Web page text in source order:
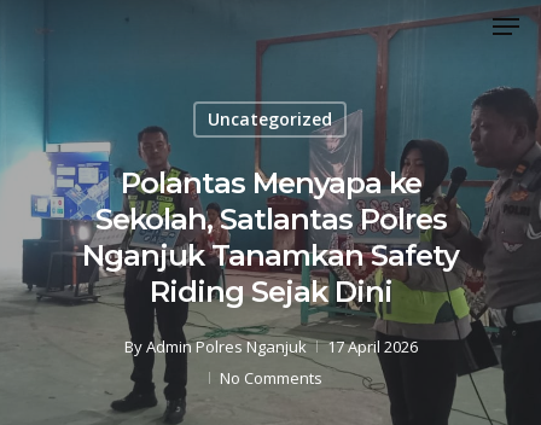
Uncategorized
Polantas Menyapa ke
Sekolah, Satlantas Polres
Nganjuk Tanamkan Safety
Riding Sejak Dini
ByAdmin Polres Nganjuk
17 April 2026
No Comments
Menu